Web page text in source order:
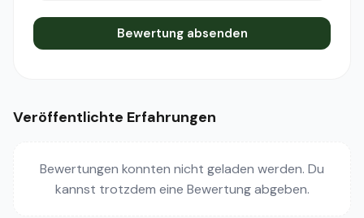
Bewertung absenden
Veröffentlichte Erfahrungen
Bewertungen konnten nicht geladen werden. Du
kannst trotzdem eine Bewertung abgeben.